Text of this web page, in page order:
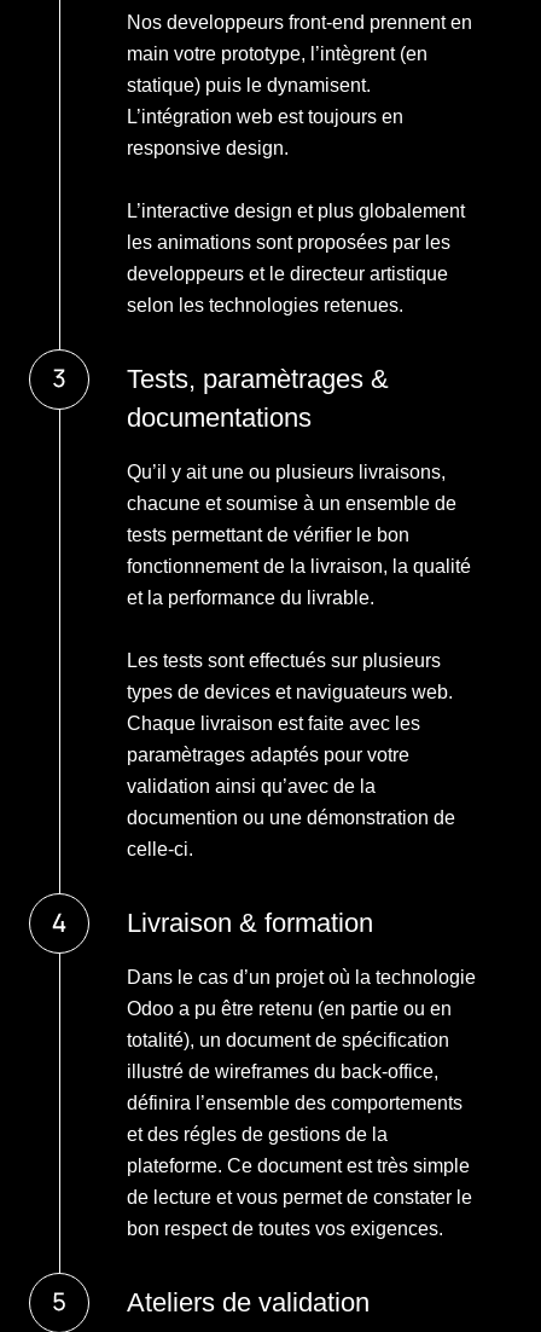
Nos developpeurs front-end prennent en
main votre prototype, l’intègrent (en
statique) puis le dynamisent.
L’intégration web est toujours en
responsive design.
L’interactive design et plus globalement
les animations sont proposées par les
developpeurs et le directeur artistique
selon les technologies retenues.
Tests, paramètrages &
documentations
Qu’il y ait une ou plusieurs livraisons,
chacune et soumise à un ensemble de
tests permettant de vérifier le bon
fonctionnement de la livraison, la qualité
et la performance du livrable.
Les tests sont effectués sur plusieurs
types de devices et naviguateurs web.
Chaque livraison est faite avec les
paramètrages adaptés pour votre
validation ainsi qu’avec de la
documention ou une démonstration de
celle-ci.
Livraison & formation
Dans le cas d’un projet où la technologie
Odoo a pu être retenu (en partie ou en
totalité), un document de spécification
illustré de wireframes du back-office,
définira l’ensemble des comportements
et des régles de gestions de la
plateforme. Ce document est très simple
de lecture et vous permet de constater le
bon respect de toutes vos exigences.
Ateliers de validation